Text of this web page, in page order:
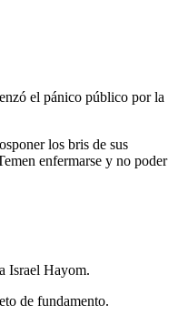
el pánico público por la
los bris de sus
enfermarse y no poder
Israel Hayom.
de fundamento.